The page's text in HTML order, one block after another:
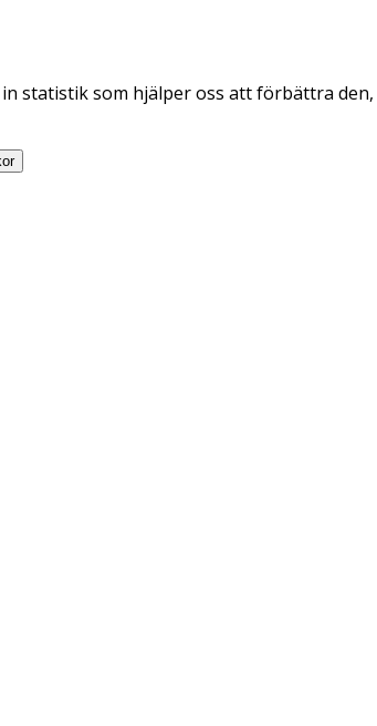
statistik som hjälper oss att förbättra den,